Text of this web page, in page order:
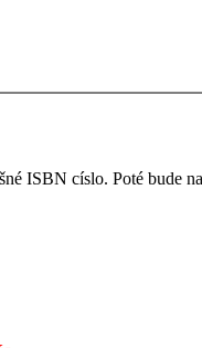
ISBN císlo. Poté bude